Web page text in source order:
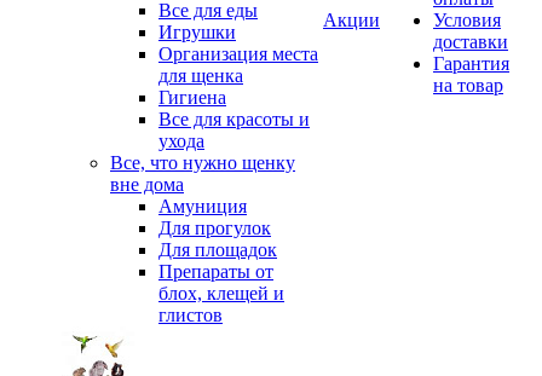
Все для еды
Игрушки
Организация места
для щенка
Гигиена
Все для красоты и
ухода
Все, что нужно щенку
вне дома
Амуниция
Для прогулок
Для площадок
Препараты от
блох, клещей и
глистов
Акции
Условия
доставки
Гарантия
на товар